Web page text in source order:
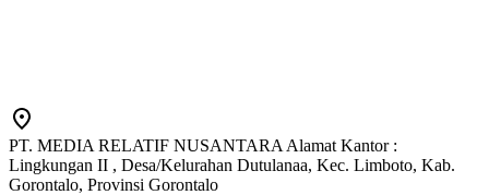
PT. MEDIA RELATIF NUSANTARA Alamat Kantor :
Lingkungan II , Desa/Kelurahan Dutulanaa, Kec. Limboto, Kab.
Gorontalo, Provinsi Gorontalo